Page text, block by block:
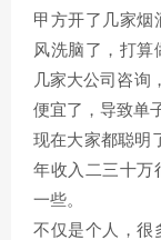
甲方开了几家烟
风洗脑了，打算
几家大公司咨询
便宜了，导致单
现在大家都聪明
年收入二三十万
一些。
不仅是个人，很